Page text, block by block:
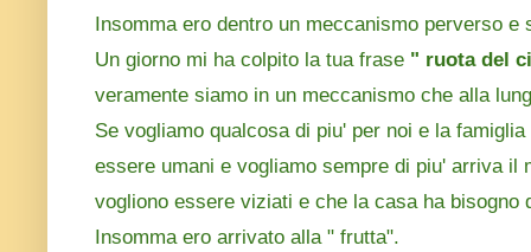
Insomma ero dentro un meccanismo perverso e
Un giorno mi ha colpito la tua frase " ruota del
veramente siamo in un meccanismo che alla
Se vogliamo qualcosa di piu' per noi e la
essere umani e vogliamo sempre di piu' arriva il
vogliono essere viziati e che la casa ha bisogno
Insomma ero arrivato alla " frutta".